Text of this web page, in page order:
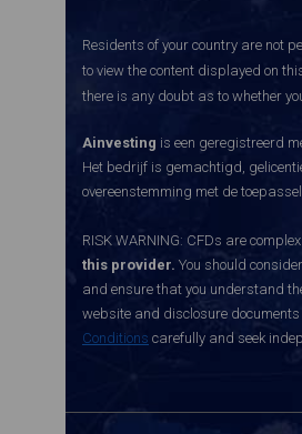
Residents of your country are not
to view the content displayed on
there is any doubt as to whether
Ainvesting is een geregistreerd
Het bedrijf is gemachtigd,
overeenstemming met de
RISK WARNING: CFDs are
this provider. You should
and ensure that you understand
website and disclosure
Conditions carefully and seek